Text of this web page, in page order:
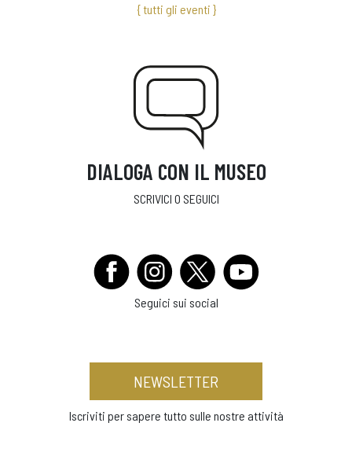
{ tutti gli eventi }
DIALOGA CON IL MUSEO
SCRIVICI O SEGUICI
Seguici sui social
NEWSLETTER
Iscriviti per sapere tutto sulle nostre attività